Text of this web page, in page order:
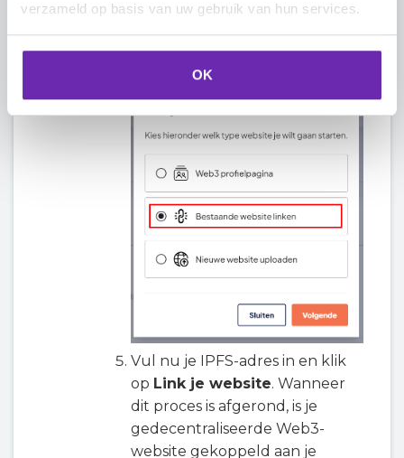
verzameld op basis van uw gebruik van hun services.
OK
Vervolgens krijg je drie opties te
zien. Kies hier voor de optie
Bestaande website linkenen
Volgende
Vul nu je IPFS-adres in en klik
op Link je website. Wanneer
dit proces is afgerond, is je
gedecentraliseerde Web3-
website gekoppeld aan je